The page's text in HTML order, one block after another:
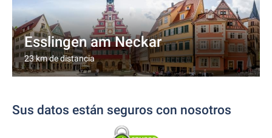
Esslingen am Neckar
23 km de distancia
Sus datos están seguros con nosotros